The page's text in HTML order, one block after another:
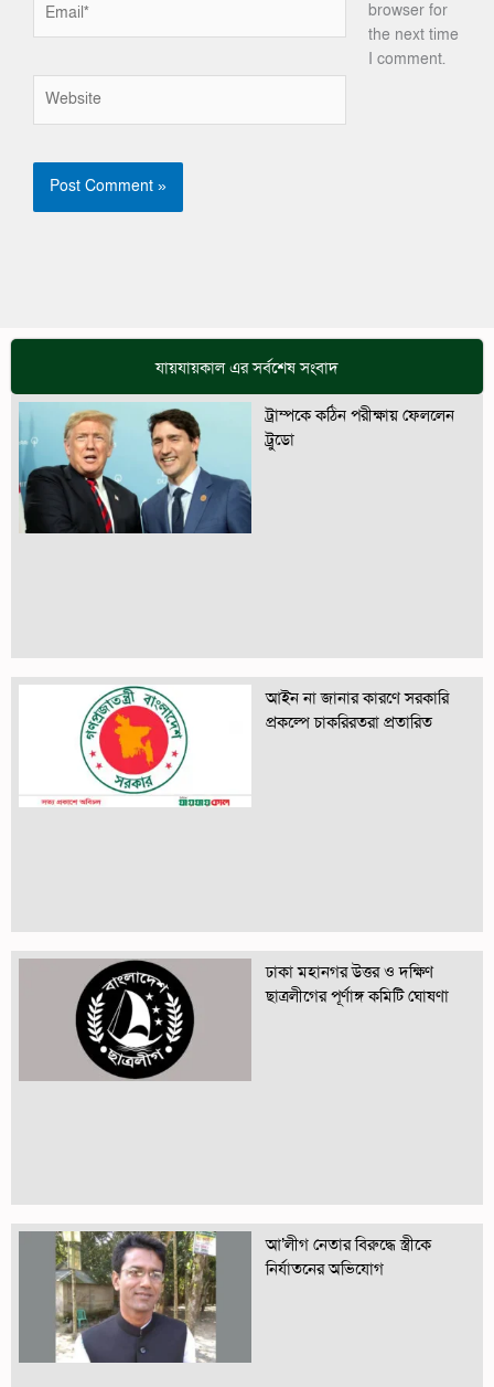
browser for
the next time
I comment.
যায়যায়কাল এর সর্বশেষ সংবাদ
ট্রাম্পকে কঠিন পরীক্ষায় ফেললেন
ট্রুডো
আইন না জানার কারণে সরকারি
প্রকল্পে চাকরিরতরা প্রতারিত
ঢাকা মহানগর উত্তর ও দক্ষিণ
ছাত্রলীগের পূর্ণাঙ্গ কমিটি ঘোষণা
আ’লীগ নেতার বিরুদ্ধে স্ত্রীকে
নির্যাতনের অভিযোগ